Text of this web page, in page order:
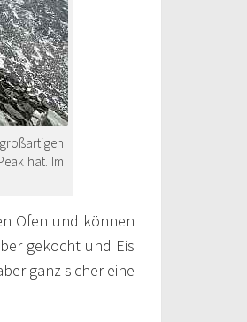
hat. Im
Ofen und können
gekocht und Eis
ganz sicher eine